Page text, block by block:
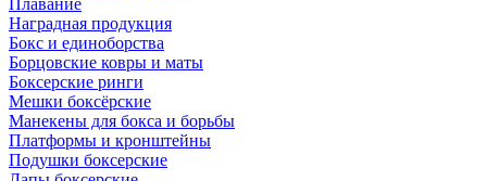
Плавание
Наградная продукция
Бокс и единоборства
Борцовские ковры и маты
Боксерские ринги
Мешки боксёрские
Манекены для бокса и борьбы
Платформы и кронштейны
Подушки боксерские